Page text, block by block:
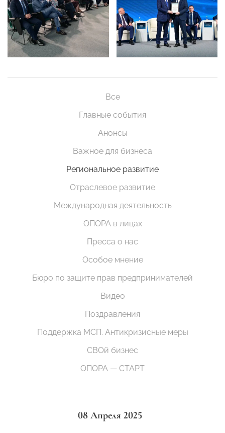
Все
Главные события
Анонсы
Важное для бизнеса
Региональное развитие
Отраслевое развитие
Международная деятельность
ОПОРА в лицах
Пресса о нас
Особое мнение
Бюро по защите прав предпринимателей
Видео
Поздравления
Поддержка МСП. Антикризисные меры
СВОй бизнес
ОПОРА — СТАРТ
08 Апреля 2025